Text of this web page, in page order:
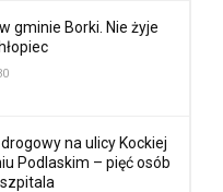
gminie Borki. Nie żyje
na ulicy Kockiej
Podlaskim – pięć osób